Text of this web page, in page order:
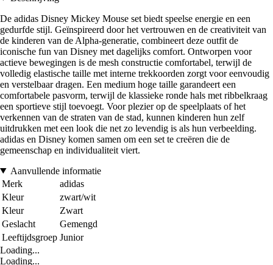
De adidas Disney Mickey Mouse set biedt speelse energie en een
gedurfde stijl. Geïnspireerd door het vertrouwen en de creativiteit van
de kinderen van de Alpha-generatie, combineert deze outfit de
iconische fun van Disney met dagelijks comfort. Ontworpen voor
actieve bewegingen is de mesh constructie comfortabel, terwijl de
volledig elastische taille met interne trekkoorden zorgt voor eenvoudig
en verstelbaar dragen. Een medium hoge taille garandeert een
comfortabele pasvorm, terwijl de klassieke ronde hals met ribbelkraag
een sportieve stijl toevoegt. Voor plezier op de speelplaats of het
verkennen van de straten van de stad, kunnen kinderen hun zelf
uitdrukken met een look die net zo levendig is als hun verbeelding.
adidas en Disney komen samen om een set te creëren die de
gemeenschap en individualiteit viert.
Aanvullende informatie
Merk
adidas
Kleur
zwart/wit
Kleur
Zwart
Geslacht
Gemengd
Leeftijdsgroep Junior
Loading...
Loading...